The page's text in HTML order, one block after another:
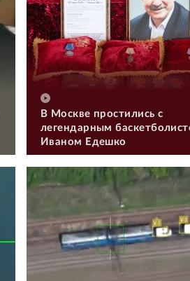
В Москве простились с
легендарным
Иваном Едешко